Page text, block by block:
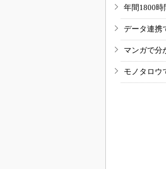
年間1800
データ連携
マンガで分
モノタロウ